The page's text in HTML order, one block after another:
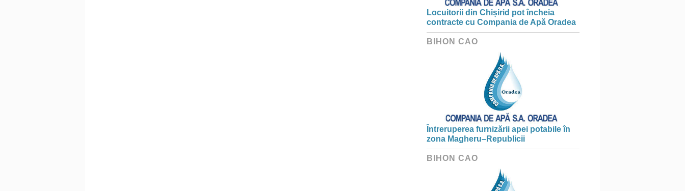
Locuitorii din Chișirid pot încheia
contracte cu Compania de Apă Oradea
BIHON CAO
Întreruperea furnizării apei potabile în
zona Magheru–Republicii
BIHON CAO